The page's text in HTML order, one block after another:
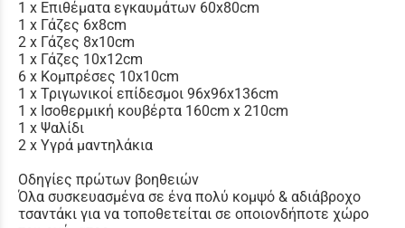
1 x Επιθέματα εγκαυμάτων 60x80cm
1 x Γάζες 6x8cm
2 x Γάζες 8x10cm
1 x Γάζες 10x12cm
6 x Κομπρέσες 10x10cm
1 x Τριγωνικοί επίδεσμοι 96x96x136cm
1 x Ισοθερμική κουβέρτα 160cm x 210cm
1 x Ψαλίδι
2 x Υγρά μαντηλάκια
Οδηγίες πρώτων βοηθειών
Όλα συσκευασμένα σε ένα πολύ κομψό & αδιάβροχο
τσαντάκι για να τοποθετείται σε οποιονδήποτε χώρο